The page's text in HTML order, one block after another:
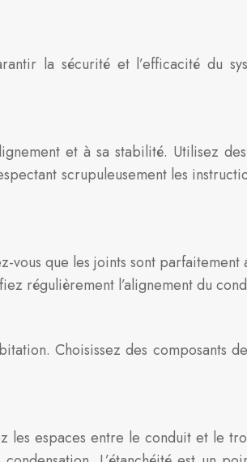
la sécurité et l’efficacité du
et à sa stabilité. Utilisez
scrupuleusement les
vous que les joints sont
régulièrement l’alignement du
Choisissez des composants
les espaces entre le conduit et le